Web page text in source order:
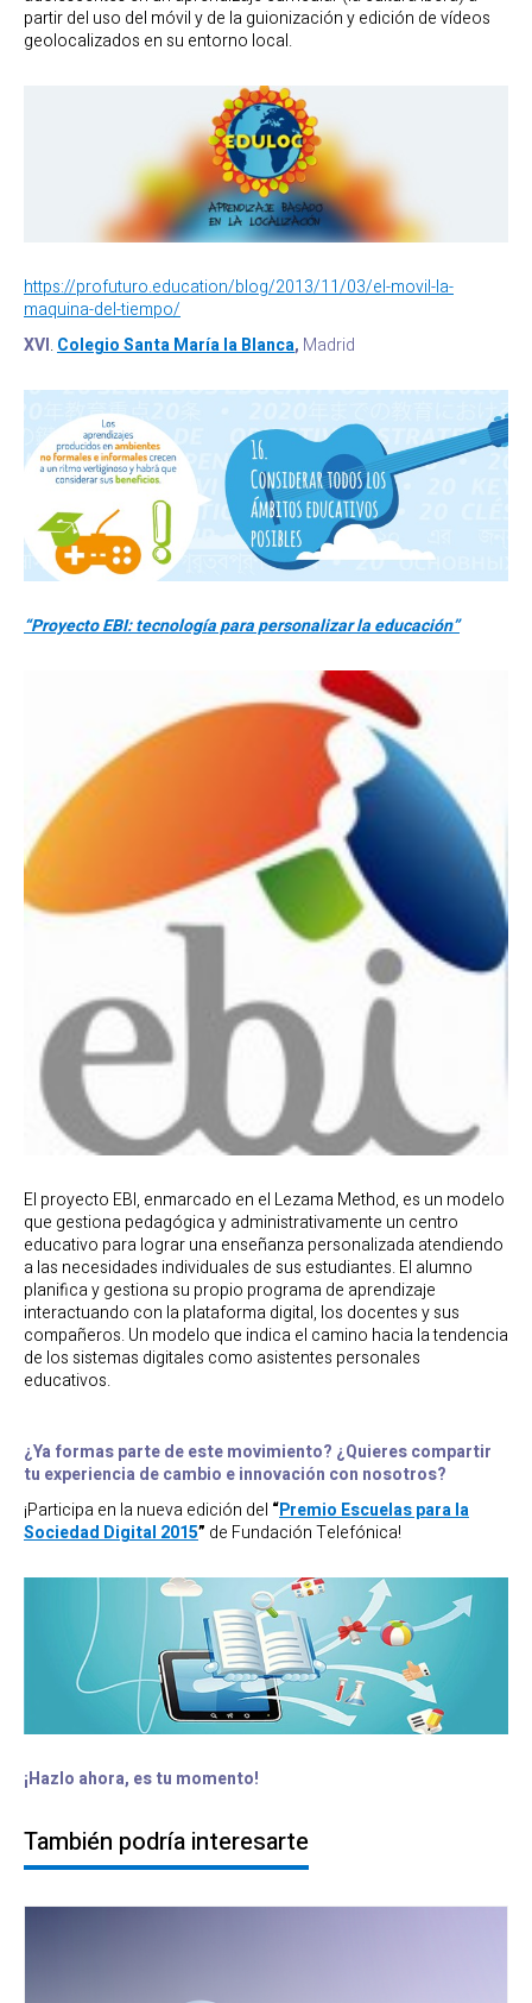
partir del uso del móvil y de la guionización y edición de vídeos
geolocalizados en su entorno local.
https://profuturo.education/blog/2013/11/03/el-movil-la-
maquina-del-tiempo/
XVI.Colegio Santa María la Blanca, Madrid
“Proyecto EBI: tecnología para personalizar la educación”
El proyecto EBI, enmarcado en el Lezama Method, es un modelo
que gestiona pedagógica y administrativamente un centro
educativo para lograr una enseñanza personalizada atendiendo
a las necesidades individuales de sus estudiantes. El alumno
planifica y gestiona su propio programa de aprendizaje
interactuando con la plataforma digital, los docentes y sus
compañeros. Un modelo que indica el camino hacia la tendencia
de los sistemas digitales como asistentes personales
educativos.
¿Ya formas parte de este movimiento? ¿Quieres compartir
tu experiencia de cambio e innovación con nosotros?
¡Participa en la nueva edición del “Premio Escuelas para la
Sociedad Digital 2015” de Fundación Telefónica!
¡Hazlo ahora, es tu momento!
También podría interesarte